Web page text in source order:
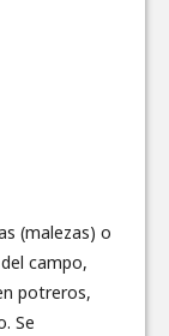
(malezas) o
campo,
potreros,
Se